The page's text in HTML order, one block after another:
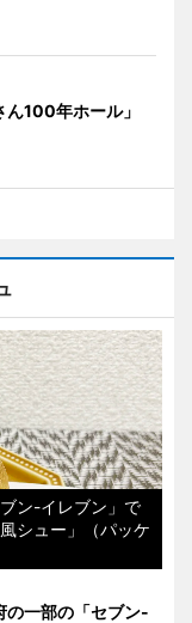
ん100年ホール」
ン-イレブン」で
シュー」（パッケ
の一部の「セブン-